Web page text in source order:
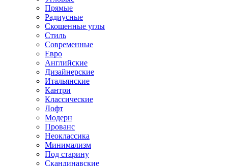
Прямые
Радиусные
Скошенные углы
Стиль
Современные
Евро
Английские
Дизайнерские
Итальянские
Кантри
Классические
Лофт
Модерн
Прованс
Неоклассика
Минимализм
Под старину
Скандинавские